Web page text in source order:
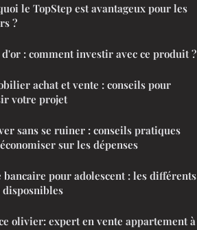
le TopStep est avantageux pour les
?
d'or : comment investir avec ce produit ?
achat et vente : conseils pour
votre projet
sans se ruiner : conseils pratiques
sur les dépenses
bancaire pour adolescent : les différents
disposnibles
olivier: expert en vente appartement à